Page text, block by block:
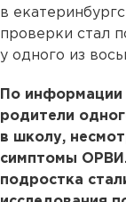
в
проверки стал
у одного из
По информации
родители
в школу,
симптомы ОРВИ.
подростка